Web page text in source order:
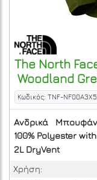
The North
Woodland
Κωδικός: TNF-
Ανδρικά Μπουφάν
100% Polyester
2L DryVent
Χρήση: